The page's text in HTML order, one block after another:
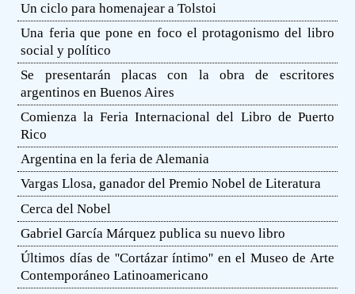
Un ciclo para homenajear a Tolstoi
Una feria que pone en foco el protagonismo del libro
social y político
Se presentarán placas con la obra de escritores
argentinos en Buenos Aires
Comienza la Feria Internacional del Libro de Puerto
Rico
Argentina en la feria de Alemania
Vargas Llosa, ganador del Premio Nobel de Literatura
Cerca del Nobel
Gabriel García Márquez publica su nuevo libro
Últimos días de ''Cortázar íntimo'' en el Museo de Arte
Contemporáneo Latinoamericano